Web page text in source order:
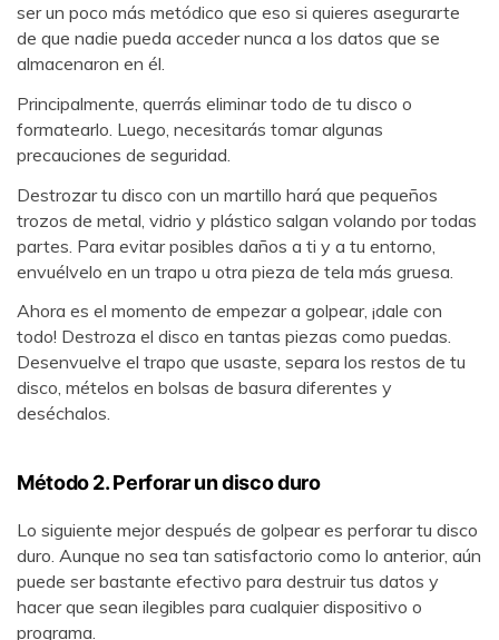
ser un poco más metódico que eso si quieres asegurarte
de que nadie pueda acceder nunca a los datos que se
almacenaron en él.
Principalmente, querrás eliminar todo de tu disco o
formatearlo. Luego, necesitarás tomar algunas
precauciones de seguridad.
Destrozar tu disco con un martillo hará que pequeños
trozos de metal, vidrio y plástico salgan volando por todas
partes. Para evitar posibles daños a ti y a tu entorno,
envuélvelo en un trapo u otra pieza de tela más gruesa.
Ahora es el momento de empezar a golpear, ¡dale con
todo! Destroza el disco en tantas piezas como puedas.
Desenvuelve el trapo que usaste, separa los restos de tu
disco, mételos en bolsas de basura diferentes y
deséchalos.
Método 2. Perforar un disco duro
Lo siguiente mejor después de golpear es perforar tu disco
duro. Aunque no sea tan satisfactorio como lo anterior, aún
puede ser bastante efectivo para destruir tus datos y
hacer que sean ilegibles para cualquier dispositivo o
programa.